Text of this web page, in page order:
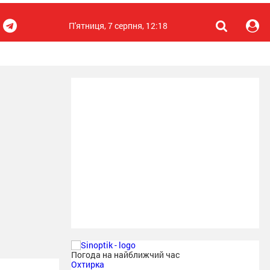
П'ятниця, 7 серпня, 12:18
Погода на найближчий час
Охтирка